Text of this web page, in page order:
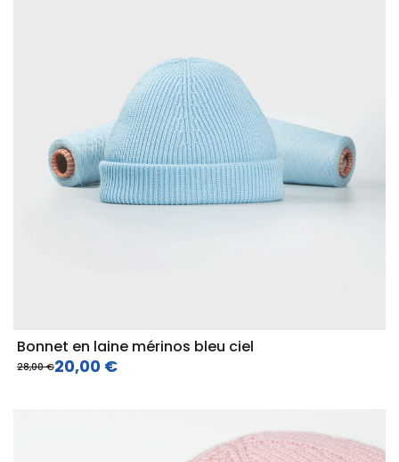
Bonnet en laine mérinos bleu ciel
28,00 €20,00 €